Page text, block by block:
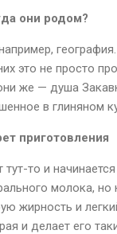
они родом?
это не просто
же — душа
в глиняном
приготовления
тут-то и
молока, но
жирность и
и делает его